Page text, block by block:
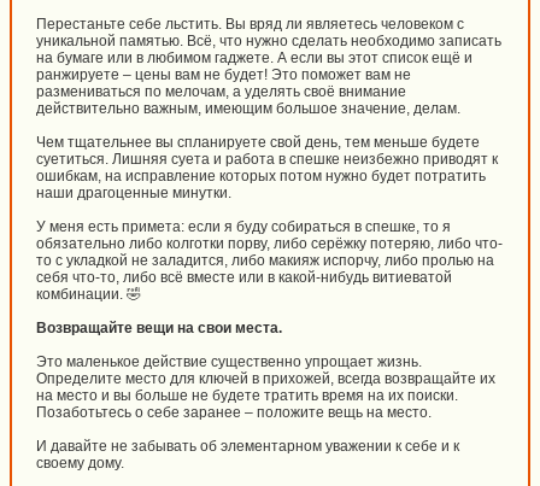
Перестаньте себе льстить. Вы вряд ли являетесь человеком с
уникальной памятью. Всё, что нужно сделать необходимо записать
на бумаге или в любимом гаджете. А если вы этот список ещё и
ранжируете – цены вам не будет! Это поможет вам не
размениваться по мелочам, а уделять своё внимание
действительно важным, имеющим большое значение, делам.
Чем тщательнее вы спланируете свой день, тем меньше будете
суетиться. Лишняя суета и работа в спешке неизбежно приводят к
ошибкам, на исправление которых потом нужно будет потратить
наши драгоценные минутки.
У меня есть примета: если я буду собираться в спешке, то я
обязательно либо колготки порву, либо серёжку потеряю, либо что-
то с укладкой не заладится, либо макияж испорчу, либо пролью на
себя что-то, либо всё вместе или в какой-нибудь витиеватой
комбинации. 🤣
Возвращайте вещи на свои места.
Это маленькое действие существенно упрощает жизнь.
Определите место для ключей в прихожей, всегда возвращайте их
на место и вы больше не будете тратить время на их поиски.
Позаботьтесь о себе заранее – положите вещь на место.
И давайте не забывать об элементарном уважении к себе и к
своему дому.